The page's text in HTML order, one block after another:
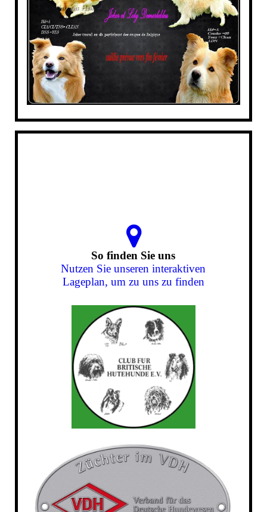
So finden Sie uns
Nutzen Sie unseren interaktiven
La­ge­plan, um zu uns zu finden